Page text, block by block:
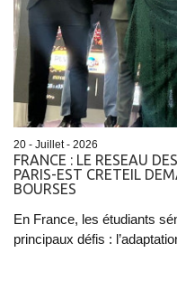
20 - Juillet - 2026
FRANCE : LE RESEAU
PARIS-EST CRETEIL
BOURSES
En France, les étudiants
principaux défis :